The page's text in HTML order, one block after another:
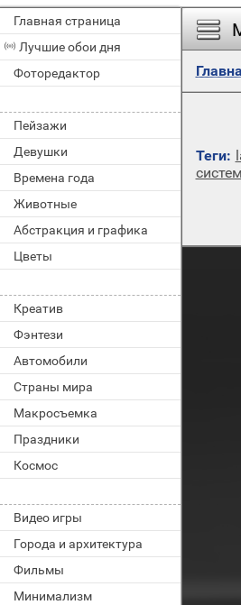
Главная страница
Лучшие обои дня
Фоторедактор
Пейзажи
Девушки
Времена года
Животные
Абстракция и графика
Цветы
Креатив
Фэнтези
Автомобили
Страны мира
Макросъемка
Праздники
Космос
Видео игры
Города и архитектура
Фильмы
Минимализм
Теги: